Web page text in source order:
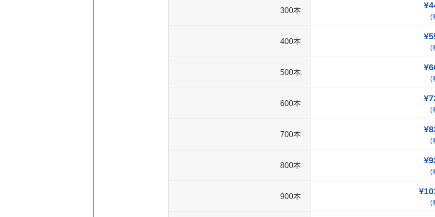
300本
(
400本
(
500本
(
600本
(
700本
(
800本
(
900本
(